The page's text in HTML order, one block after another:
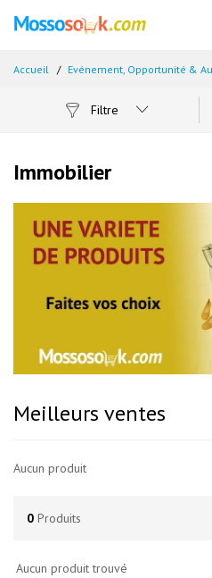
Accueil Evénement, Opportunité &
Filtre
Immobilier
Meilleurs ventes
Aucun produit
0 Produits
Aucun produit trouvé